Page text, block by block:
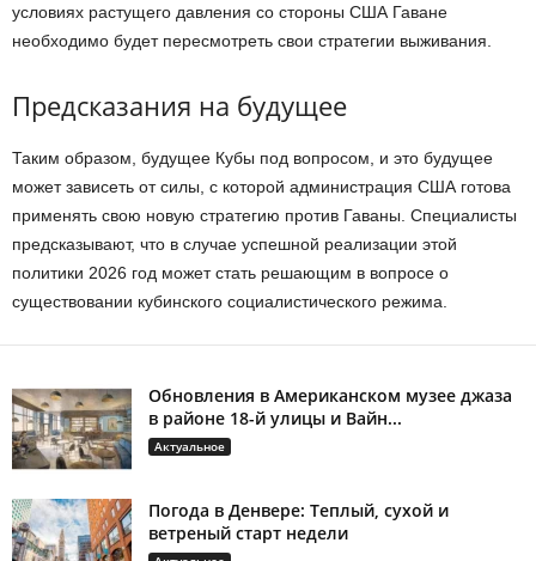
условиях растущего давления со стороны США Гаване
необходимо будет пересмотреть свои стратегии выживания.
Предсказания на будущее
Таким образом, будущее Кубы под вопросом, и это будущее
может зависеть от силы, с которой администрация США готова
применять свою новую стратегию против Гаваны. Специалисты
предсказывают, что в случае успешной реализации этой
политики 2026 год может стать решающим в вопросе о
существовании кубинского социалистического режима.
Обновления в Американском музее джаза
в районе 18-й улицы и Вайн...
Актуальное
Погода в Денвере: Теплый, сухой и
ветреный старт недели